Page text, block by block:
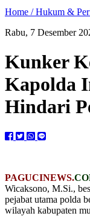
Home /Hukum &
Rabu, 7 Desember
Kunker
Kapolda
Hindari
PAGUCINEWS.
Wicaksono, M.Si.,
pejabat utama polda
wilayah kabupaten